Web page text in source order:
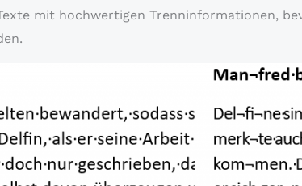
mit hochwertigen Trenninformationen,